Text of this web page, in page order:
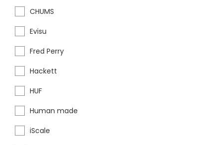
CHUMS
Evisu
Fred Perry
Hackett
HUF
Human made
iScale